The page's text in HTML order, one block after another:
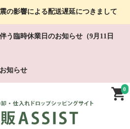
の影響による配送遅延につきまして
う臨時休業日のお知らせ（9月11日
知らせ
0